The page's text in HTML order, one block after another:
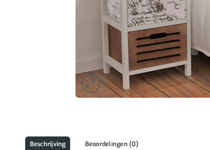
Beschrijving Beoordelingen (0)